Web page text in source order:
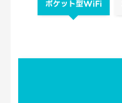
ポケット型WiFi